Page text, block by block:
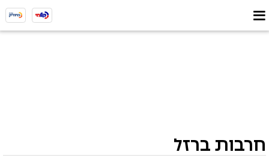
חרבות ברזל